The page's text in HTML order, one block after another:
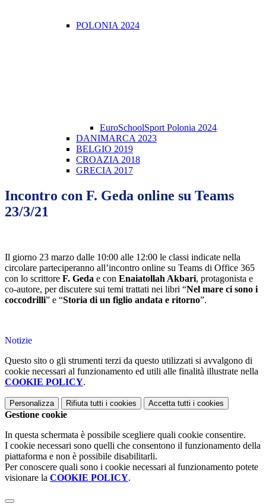
POLONIA 2024
EuroSchoolSport Polonia 2024
DANIMARCA 2023
BELGIO 2019
CROAZIA 2018
GRECIA 2017
Incontro con F. Geda online su Teams
23/3/21
Il giorno 23 marzo dalle 10:00 alle 12:00 le classi indicate nella
circolare parteciperanno all’incontro online su Teams di Office 365
con lo scrittore F. Geda e con Enaiatollah Akbari, protagonista e
co-autore, per discutere sui temi trattati nei libri “Nel mare ci sono i
coccodrilli” e “Storia di un figlio andata e ritorno”.
Notizie
Questo sito o gli strumenti terzi da questo utilizzati si avvalgono di
cookie necessari al funzionamento ed utili alle finalità illustrate nella
COOKIE POLICY.
Personalizza Rifiuta tutti i cookies Accetta tutti i cookies
Gestione cookie
In questa schermata è possibile scegliere quali cookie consentire.
I cookie necessari sono quelli che consentono il funzionamento della
piattaforma e non è possibile disabilitarli.
Per conoscere quali sono i cookie necessari al funzionamento potete
visionare la COOKIE POLICY.